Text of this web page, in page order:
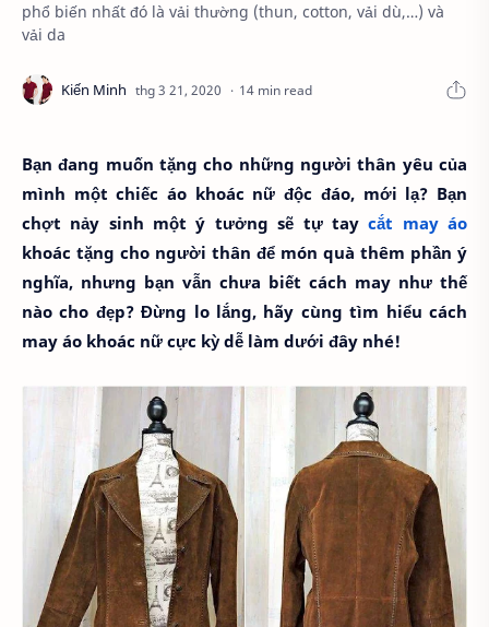
phổ biến nhất đó là vải thường (thun, cotton, vải dù,…) và
vải da
14 min read
Bạn đang muốn tặng cho những người thân yêu của
mình một chiếc áo khoác nữ độc đáo, mới lạ? Bạn
chợt nảy sinh một ý tưởng sẽ tự taycắt may áo
khoác tặng cho người thân để món quà thêm phần ý
nghĩa, nhưng bạn vẫn chưa biết cách may như thế
nào cho đẹp? Đừng lo lắng, hãy cùng tìm hiểu cách
may áo khoác nữ cực kỳ dễ làm dưới đây nhé!